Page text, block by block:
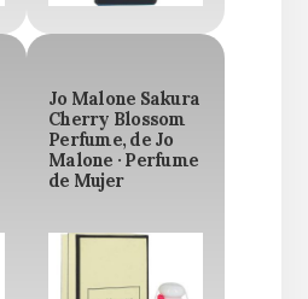
Jo Malone Sakura
Cherry Blossom
Perfume, de Jo
Malone · Perfume
de Mujer